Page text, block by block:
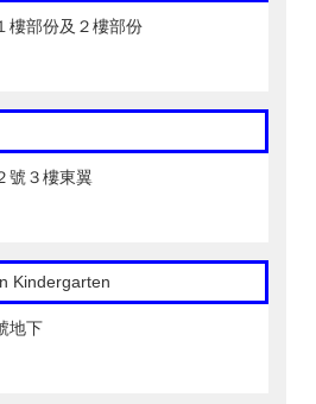
樓部份及２樓部份
號３樓東翼
Kindergarten
地下